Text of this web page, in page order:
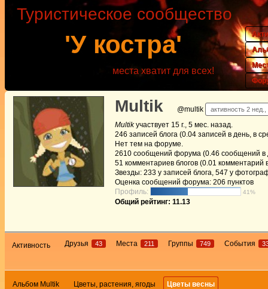
'У костра'
Туристическое сообщество
места хватит для всех!
Multik @multik активность 2
Multikучаствует 15 г., 5 мес. назад.
246 записей блога (0.04 записей в день, в
Нет тем на форуме.
2610 сообщений форума (0.46 сообщений в
51 комментариев блогов (0.01 комментарий
Звезды: 233 у записей блога, 547 у
Оценка сообщений форума: 206 пунктов
Профиль:
41%
Общий рейтинг: 11.13
Активность Друзья 43 Места 211 Группы 749 События
Альбом Multik Цветы, растения, ягоды Цветы весны